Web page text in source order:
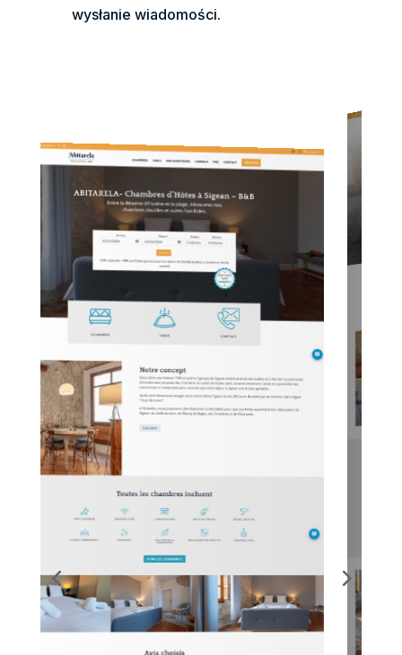
wysłanie wiadomości.